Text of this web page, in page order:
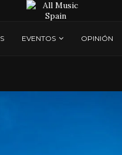
EVENTOS OPINIÓN